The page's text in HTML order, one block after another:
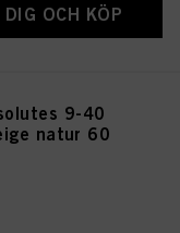
DIG OCH KÖP
9-40
natur 60